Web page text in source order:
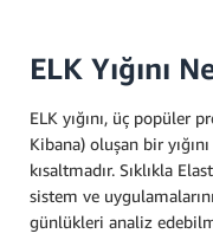
ELK Yığını
ELK yığını, üç popüler
Kibana) oluşan bir
kısaltmadır. Sıklıkla
sistem ve
günlükleri analiz